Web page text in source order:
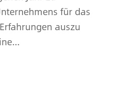
für das
auszu